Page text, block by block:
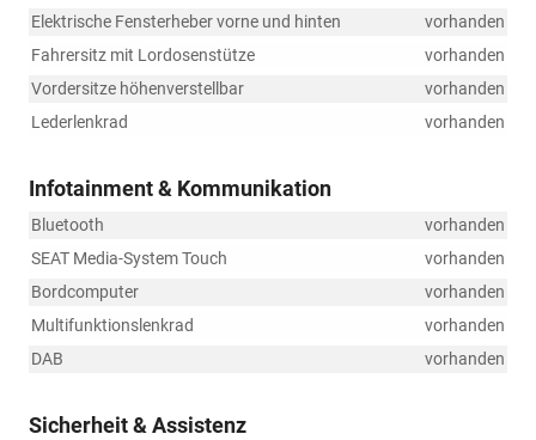
Elektrische Fensterheber vorne und hinten
vorhanden
Fahrersitz mit Lordosenstütze
vorhanden
Vordersitze höhenverstellbar
vorhanden
Lederlenkrad
vorhanden
Infotainment & Kommunikation
Bluetooth
vorhanden
SEAT Media-System Touch
vorhanden
Bordcomputer
vorhanden
Multifunktionslenkrad
vorhanden
DAB
vorhanden
Sicherheit & Assistenz